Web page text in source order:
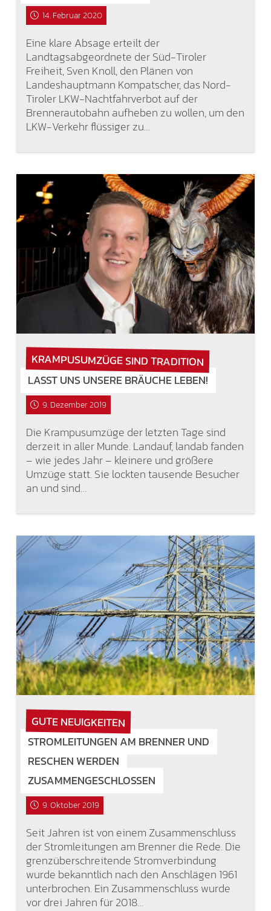
14. Februar 2020
Eine klare Absage erteilt der
Landtagsabgeordnete der Süd-Tiroler
Freiheit, Sven Knoll, den Plänen von
Landeshauptmann Kompatscher, das Nord-
Tiroler LKW-Nachtfahrverbot auf der
Brennerautobahn aufheben zu wollen, um den
LKW-Verkehr flüssiger zu…
KRAMPUSUMZÜGE SIND TRADITION
LASST UNS UNSERE BRÄUCHE LEBEN!
9. Dezember 2019
Die Krampusumzüge der letzten Tage sind
derzeit in aller Munde. Landauf, landab fanden
– wie jedes Jahr – kleinere und größere
Umzüge statt. Sie lockten tausende Besucher
an und sind…
GUTE NEUIGKEITEN
STROMLEITUNGEN AM BRENNER UND
RESCHEN WERDEN
ZUSAMMENGESCHLOSSEN
9. Oktober 2019
Seit Jahren ist von einem Zusammenschluss
der Stromleitungen am Brenner die Rede. Die
grenzüberschreitende Stromverbindung
wurde bekanntlich nach den Anschlägen 1961
unterbrochen. Ein Zusammenschluss wurde
vor drei Jahren für 2018…